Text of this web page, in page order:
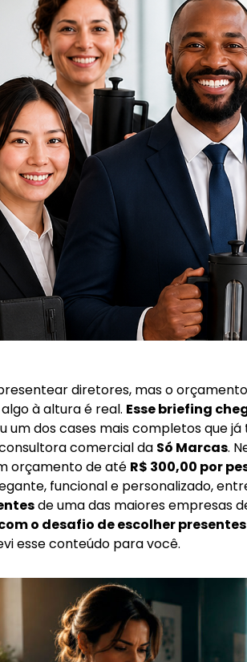
diretores, mas o
à altura é real. Esse briefing
um dos cases mais completos que já
comercial da Só Marcas.
orçamento de até R$ 300,00 por
funcional e personalizado,
de uma das maiores empresas
o desafio de escolher
esse conteúdo para você.